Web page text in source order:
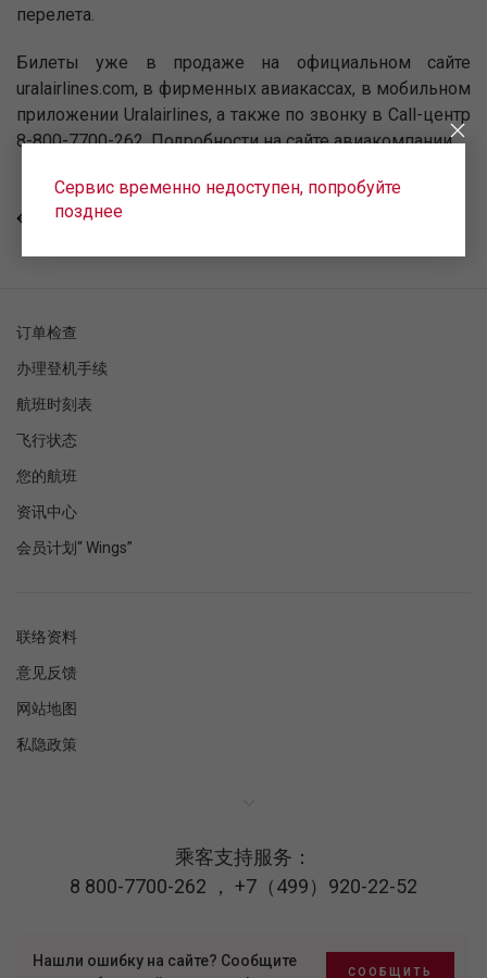
перелета.
Билеты уже в продаже на официальном сайте
uralairlines.com, в фирменных авиакассах, в мобильном
приложении Uralairlines, а также по звонку в Call-центр
8-800-7700-262. Подробности на сайте авиакомпании.
回去
Сервис временно недоступен, попробуйте
позднее
订单检查
办理登机手续
航班时刻表
飞行状态
您的航班
资讯中心
会员计划“ Wings”
联络资料
意见反馈
网站地图
私隐政策
乘客支持服务：
8 800-7700-262 ， +7（499）920-22-52
Нашли ошибку на сайте? Сообщите
СООБЩИТЬ